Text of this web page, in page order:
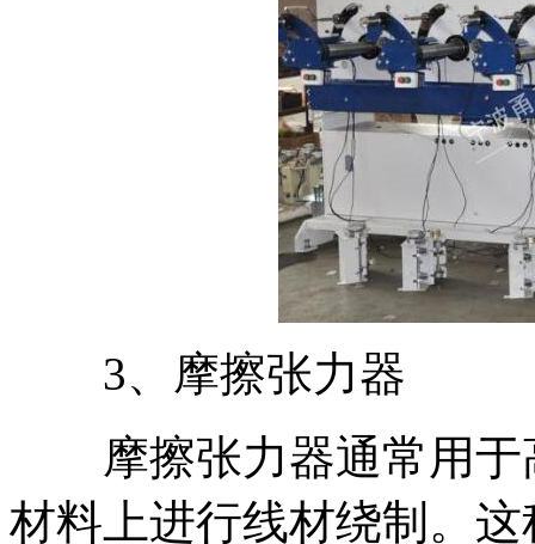
3、摩擦张力器
摩擦张力器通常用于
材料上进行线材绕制。